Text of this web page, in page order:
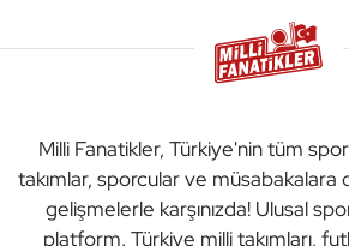
Milli Fanatikler, Türkiye'nin tüm
takımlar, sporcular ve müsabakalara
gelişmelerle karşınızda! Ulusal
platform. Türkiye milli takımları,